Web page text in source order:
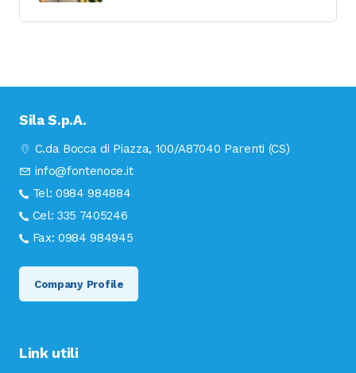
Sila S.p.A.
C.da Bocca di Piazza, 100/A87040 Parenti (CS)
info@fontenoce.it
Tel:0984 984884
Cel:335 7405246
Fax:0984 984945
Company Profile
Link utili